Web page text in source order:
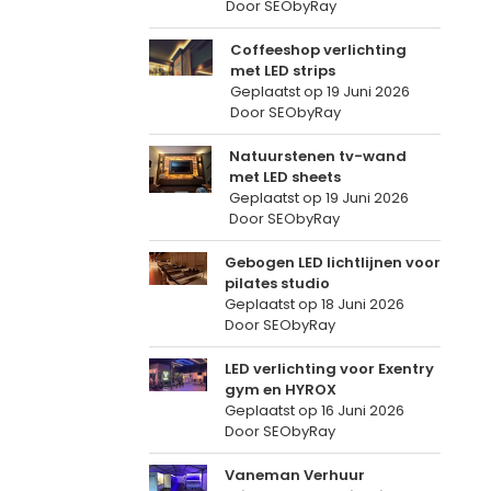
Door SEObyRay
Coffeeshop verlichting
met LED strips
Geplaatst op19 Juni 2026
Door SEObyRay
Natuurstenen tv-wand
met LED sheets
Geplaatst op19 Juni 2026
Door SEObyRay
Gebogen LED lichtlijnen voor
pilates studio
Geplaatst op 18 Juni 2026
Door SEObyRay
LED verlichting voor Exentry
gym en HYROX
Geplaatst op 16 Juni 2026
Door SEObyRay
Vaneman Verhuur